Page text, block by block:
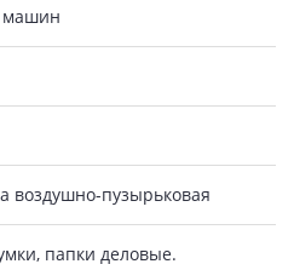
машин
воздушно-пузырьковая
папки деловые.